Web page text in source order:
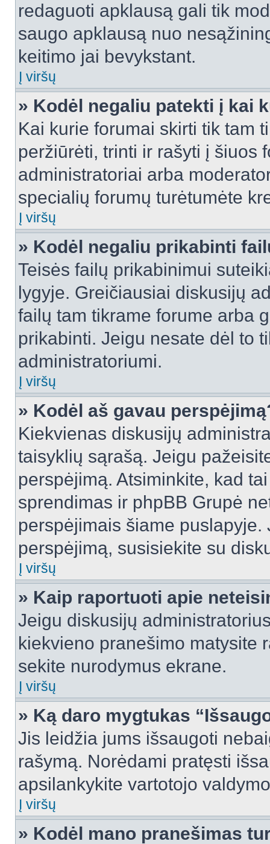
redaguoti apklausą gali tik
saugo apklausą nuo
keitimo jai bevykstant.
Į viršų
» Kodėl negaliu patekti į kai
Kai kurie forumai skirti tik tam
peržiūrėti, trinti ir rašyti į šiuos
administratoriai arba
specialių forumų turėtumėte
Į viršų
» Kodėl negaliu prikabinti
Teisės failų prikabinimui
lygyje. Greičiausiai diskusijų
failų tam tikrame forume arba
prikabinti. Jeigu nesate dėl to
administratoriumi.
Į viršų
» Kodėl aš gavau
Kiekvienas diskusijų
taisyklių sąrašą. Jeigu
perspėjimą. Atsiminkite, kad
sprendimas ir phpBB Grupė
perspėjimais šiame
perspėjimą, susisiekite su
Į viršų
» Kaip raportuoti apie
Jeigu diskusijų
kiekvieno pranešimo matysite
sekite nurodymus ekrane.
Į viršų
» Ką daro mygtukas
Jis leidžia jums išsaugoti
rašymą. Norėdami pratęsti
apsilankykite vartotojo
Į viršų
» Kodėl mano pranešimas